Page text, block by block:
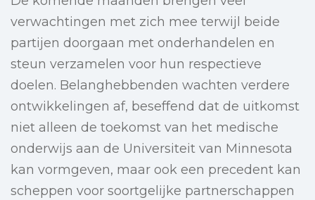
verwachtingen met zich mee terwijl beide
partijen doorgaan met onderhandelen en
steun verzamelen voor hun respectieve
doelen. Belanghebbenden wachten verdere
ontwikkelingen af, beseffend dat de uitkomst
niet alleen de toekomst van het medische
onderwijs aan de Universiteit van Minnesota
kan vormgeven, maar ook een precedent kan
scheppen voor soortgelijke partnerschappen